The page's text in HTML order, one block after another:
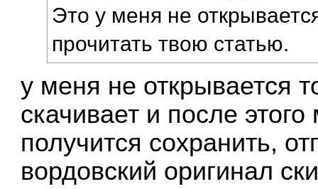
Это у меня не
прочитать твою статью.
у меня не открывается
скачивает и после
получится сохранить,
вордовский оригинал